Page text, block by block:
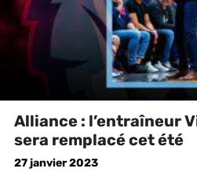
Alliance : l’entraîneur
sera remplacé cet été
27 janvier 2023